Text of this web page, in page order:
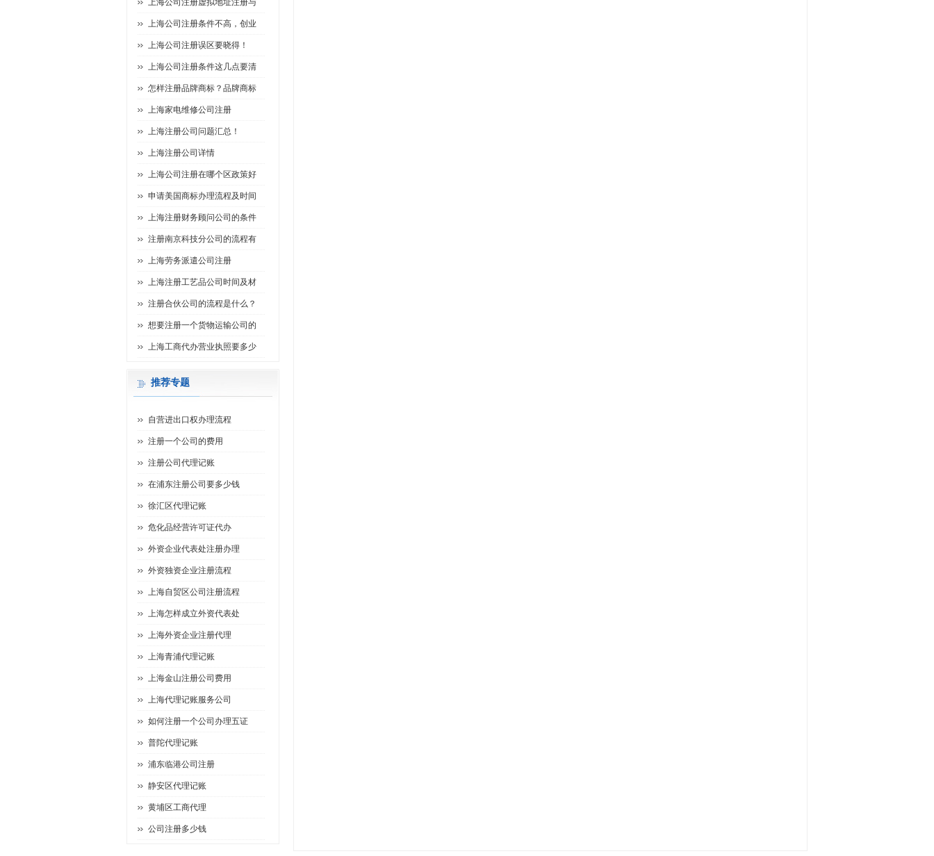
上海公司注册虚拟地址注册与
上海公司注册条件不高，创业
上海公司注册误区要晓得！
上海公司注册条件这几点要清
怎样注册品牌商标？品牌商标
上海家电维修公司注册
上海注册公司问题汇总！
上海注册公司详情
上海公司注册在哪个区政策好
申请美国商标办理流程及时间
上海注册财务顾问公司的条件
注册南京科技分公司的流程有
上海劳务派遣公司注册
上海注册工艺品公司时间及材
注册合伙公司的流程是什么？
想要注册一个货物运输公司的
上海工商代办营业执照要多少
推荐专题
自营进出口权办理流程
注册一个公司的费用
注册公司代理记账
在浦东注册公司要多少钱
徐汇区代理记账
危化品经营许可证代办
外资企业代表处注册办理
外资独资企业注册流程
上海自贸区公司注册流程
上海怎样成立外资代表处
上海外资企业注册代理
上海青浦代理记账
上海金山注册公司费用
上海代理记账服务公司
如何注册一个公司办理五证
普陀代理记账
浦东临港公司注册
静安区代理记账
黄埔区工商代理
公司注册多少钱